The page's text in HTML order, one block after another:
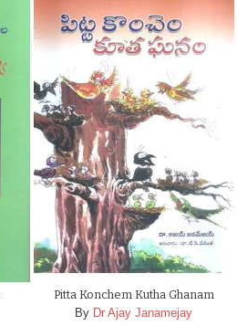
Pitta Konchem Kutha Ghanam
By Dr Ajay Janamejay